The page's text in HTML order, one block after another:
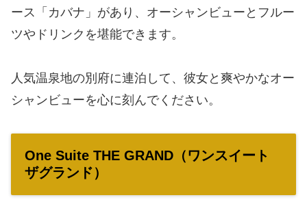
ース「カバナ」があり、オーシャンビューとフルー
ツやドリンクを堪能できます。
人気温泉地の別府に連泊して、彼女と爽やかなオー
シャンビューを心に刻んでください。
One Suite THE GRAND（ワンスイート
ザグランド）